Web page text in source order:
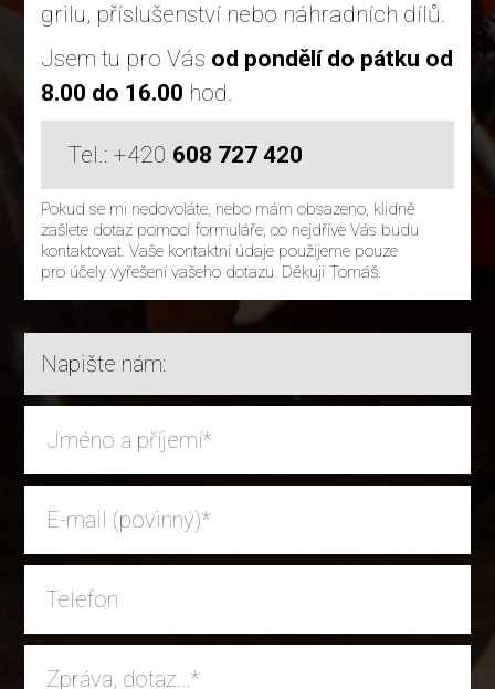
grilu, příslušenství nebo náhradních dílů.
Jsem tu pro Vás od pondělí do pátku od
8.00 do 16.00 hod.
Tel.: +420 608 727 420
Pokud se mi nedovoláte, nebo mám obsazeno, klidně
zašlete dotaz pomocí formuláře, co nejdříve Vás budu
kontaktovat. Vaše kontaktní údaje použijeme pouze
pro účely vyřešení vašeho dotazu. Děkuji Tomáš.
Napište nám: